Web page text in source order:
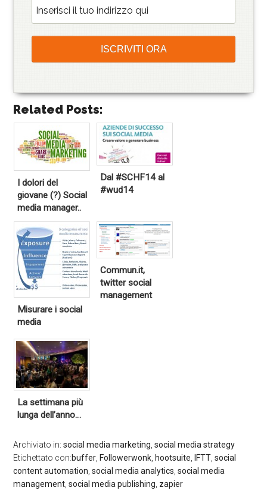
Related Posts:
I dolori del
giovane (?) Social
media manager..
Dal #SCHF14 al
#wud14
Misurare i social
media
Commun.it,
twitter social
management
La settimana più
lunga dell’anno…
Archiviato in:social media marketing ,social media strategy
Etichettato con:buffer Followerwonk hootsuite IFTT ,social
content automation ,social media analytics ,social media
management ,social media publishing zapier